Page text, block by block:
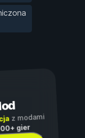
z modami
gier